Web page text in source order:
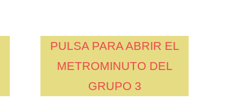
PULSA PARA ABRIR EL
METROMINUTO DEL
GRUPO 3